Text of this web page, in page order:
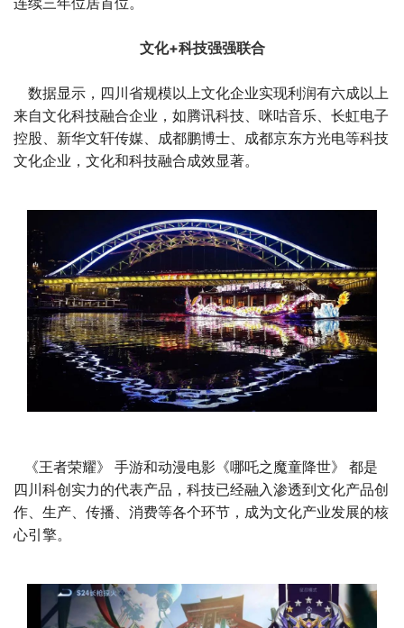
文化+科技强强联合
数据显示，四川省规模以上文化企业实现利润有六成以上
来自文化科技融合企业，如腾讯科技、咪咕音乐、长虹电子
控股、新华文轩传媒、成都鹏博士、成都京东方光电等科技
文化企业，文化和科技融合成效显著。
《王者荣耀》 手游和动漫电影《哪吒之魔童降世》 都是
四川科创实力的代表产品，科技已经融入渗透到文化产品创
作、生产、传播、消费等各个环节，成为文化产业发展的核
心引擎。